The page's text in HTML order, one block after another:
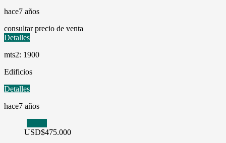
hace7 años
consultar precio de venta
Detalles
mts2: 1900
Edificios
Detalles
hace7 años
USD$475.000